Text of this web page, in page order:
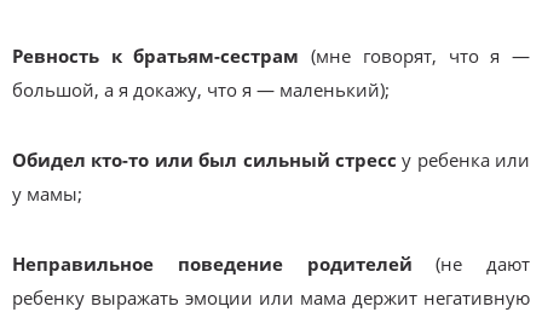
Ревность к братьям-сестрам (мне говорят, что я —
большой, а я докажу, что я — маленький);
Обидел кто-то или был сильный стресс у ребенка или
у мамы;
Неправильное поведение родителей (не дают
ребенку выражать эмоции или мама держит негативную